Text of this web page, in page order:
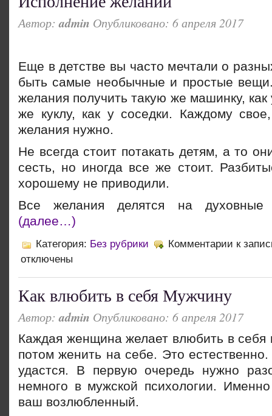
Автор:admin Опубликовано: 6 апреля 2017
Еще в детстве вы часто мечтали о
быть самые необычные и простые
желания получить такую же машинку,
же куклу, как у соседки. Каждому
желания нужно.
Не всегда стоит потакать детям, а то
сесть, но иногда все же стоит.
хорошему не приводили.
Все желания делятся на духовные
(далее…)
Категория: Без рубрики Комментарии к
отключены
Как влюбить в себя Мужчину
Автор:admin Опубликовано: 6 апреля 2017
Каждая женщина желает влюбить в себя
потом женить на себе. Это
удастся. В первую очередь нужно
немного в мужской психологии.
ваш возлюбленный.